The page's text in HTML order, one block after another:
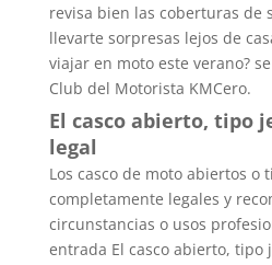
revisa bien las coberturas de
llevarte sorpresas lejos de
viajar en moto este verano?
Club del Motorista KMCero.
El casco abierto, tipo
legal
Los casco de moto abiertos o
completamente legales y
circunstancias o usos
entrada El casco abierto, tipo